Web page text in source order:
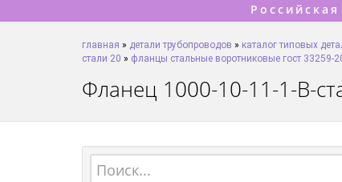
главная » детали трубопроводов » каталог типовых
стали 20 » фланцы стальные воротниковые гост 33259-
Фланец 1000-10-11-1-B-